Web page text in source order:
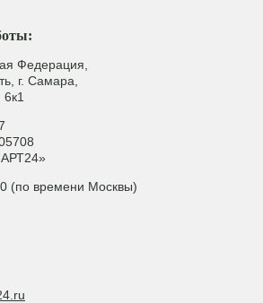
Федерация,
г. Самара,
(по времени Москвы)